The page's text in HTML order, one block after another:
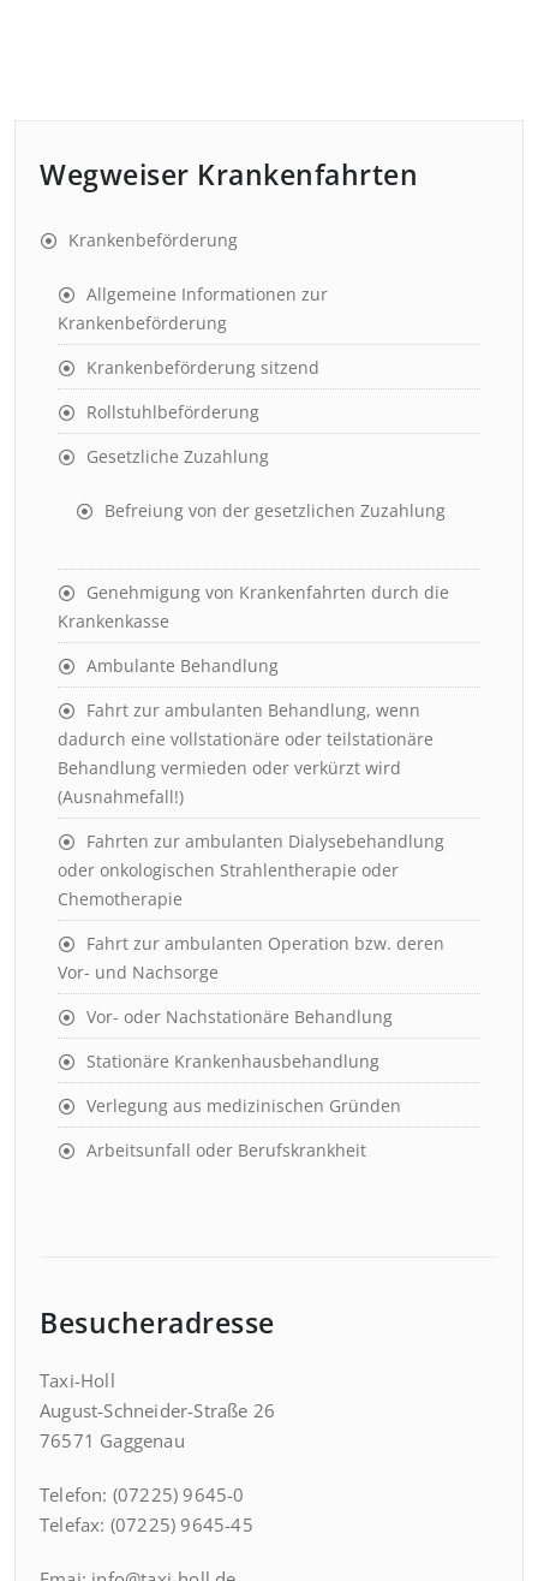
Wegweiser Krankenfahrten
Krankenbeförderung
Allgemeine Informationen zur
Krankenbeförderung
Krankenbeförderung sitzend
Rollstuhlbeförderung
Gesetzliche Zuzahlung
Befreiung von der gesetzlichen Zuzahlung
Genehmigung von Krankenfahrten durch die
Krankenkasse
Ambulante Behandlung
Fahrt zur ambulanten Behandlung, wenn
dadurch eine vollstationäre oder teilstationäre
Behandlung vermieden oder verkürzt wird
(Ausnahmefall!)
Fahrten zur ambulanten Dialysebehandlung
oder onkologischen Strahlentherapie oder
Chemotherapie
Fahrt zur ambulanten Operation bzw. deren
Vor- und Nachsorge
Vor- oder Nachstationäre Behandlung
Stationäre Krankenhausbehandlung
Verlegung aus medizinischen Gründen
Arbeitsunfall oder Berufskrankheit
Besucheradresse
Taxi-Holl
August-Schneider-Straße 26
76571 Gaggenau
Telefon: (07225) 9645-0
Telefax: (07225) 9645-45